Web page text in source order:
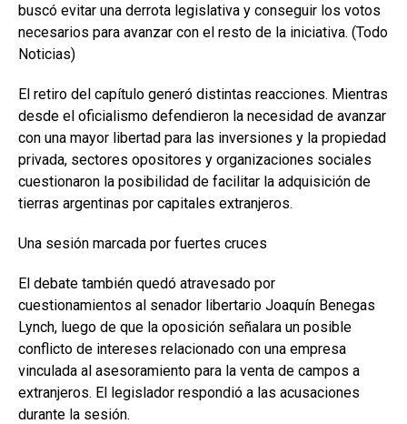
buscó evitar una derrota legislativa y conseguir los votos
necesarios para avanzar con el resto de la iniciativa. (Todo
Noticias)
El retiro del capítulo generó distintas reacciones. Mientras
desde el oficialismo defendieron la necesidad de avanzar
con una mayor libertad para las inversiones y la propiedad
privada, sectores opositores y organizaciones sociales
cuestionaron la posibilidad de facilitar la adquisición de
tierras argentinas por capitales extranjeros.
Una sesión marcada por fuertes cruces
El debate también quedó atravesado por
cuestionamientos al senador libertario Joaquín Benegas
Lynch, luego de que la oposición señalara un posible
conflicto de intereses relacionado con una empresa
vinculada al asesoramiento para la venta de campos a
extranjeros. El legislador respondió a las acusaciones
durante la sesión.